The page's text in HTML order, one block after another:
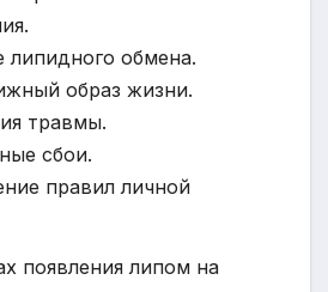
липидного обмена.
образ жизни.
травмы.
сбои.
правил личной
появления липом на